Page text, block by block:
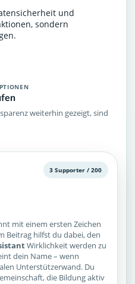
und
sondern
weiterhin gezeigt, sind
3 Supporter / 200
mit einem ersten Zeichen
Beitrag hilfst du dabei, den
Wirklichkeit werden zu
dein Name – wenn
Unterstützerwand. Du
die Bildung aktiv